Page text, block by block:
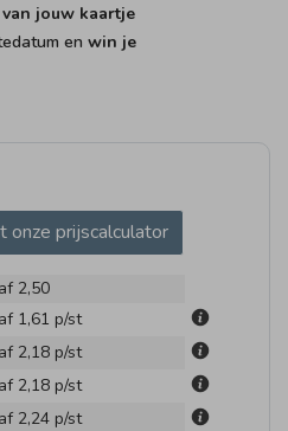
jouw kaartje
en win je
onze prijscalculator
2,50
1,61 p/st
2,18 p/st
2,18 p/st
2,24 p/st